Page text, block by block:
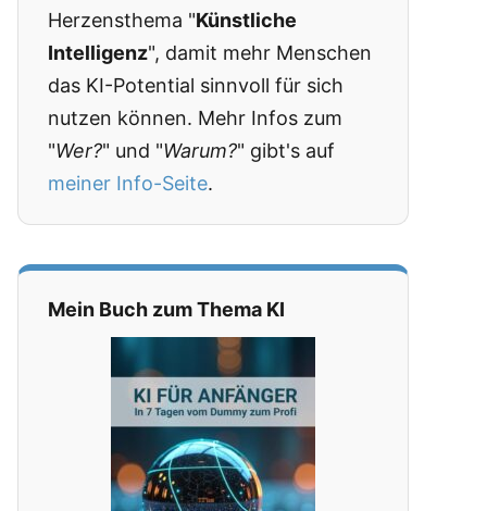
Herzensthema "Künstliche
Intelligenz", damit mehr Menschen
das KI-Potential sinnvoll für sich
nutzen können. Mehr Infos zum
"Wer?" und "Warum?" gibt's auf
meiner Info-Seite.
Mein Buch zum Thema KI